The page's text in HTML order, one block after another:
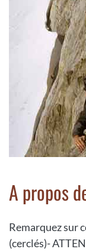
A propos
Remarquez sur
(cerclés)-